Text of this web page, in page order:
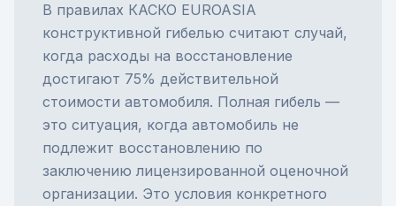
В правилах КАСКО EUROASIA
конструктивной гибелью считают случай,
когда расходы на восстановление
достигают 75% действительной
стоимости автомобиля. Полная гибель —
это ситуация, когда автомобиль не
подлежит восстановлению по
заключению лицензированной оценочной
организации. Это условия конкретного